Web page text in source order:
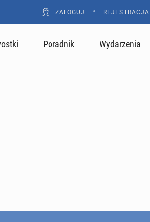
ZALOGUJ • REJESTRACJA
Poradnik Wydarzenia